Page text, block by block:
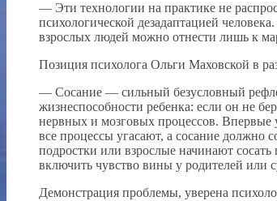
— Эти технологии на практике не
психологической дезадаптацией
взрослых людей можно отнести лишь к
Позиция психолога Ольги Маховской в
— Сосание — сильный безусловный
жизнеспособности ребенка: если он не
нервных и мозговых процессов. Впервые
все процессы угасают, а сосание должно
подростки или взрослые начинают
включить чувство вины у родителей или
Демонстрация проблемы, уверена